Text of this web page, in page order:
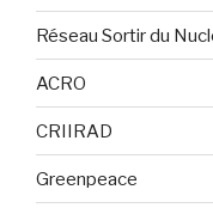
Réseau Sortir du
ACRO
CRIIRAD
Greenpeace